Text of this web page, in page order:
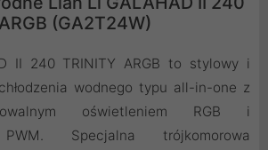
(GA2T24W)
II 240 TRINITY ARGB to stylowy i
wodnego typu all-in-one z
oświetleniem RGB i
Specjalna trójkomorowa